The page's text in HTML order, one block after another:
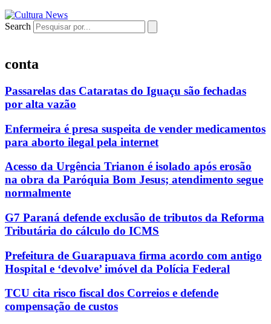
Search
conta
Passarelas das Cataratas do Iguaçu são fechadas
por alta vazão
Enfermeira é presa suspeita de vender medicamentos
para aborto ilegal pela internet
Acesso da Urgência Trianon é isolado após erosão
na obra da Paróquia Bom Jesus; atendimento segue
normalmente
G7 Paraná defende exclusão de tributos da Reforma
Tributária do cálculo do ICMS
Prefeitura de Guarapuava firma acordo com antigo
Hospital e ‘devolve’ imóvel da Polícia Federal
TCU cita risco fiscal dos Correios e defende
compensação de custos